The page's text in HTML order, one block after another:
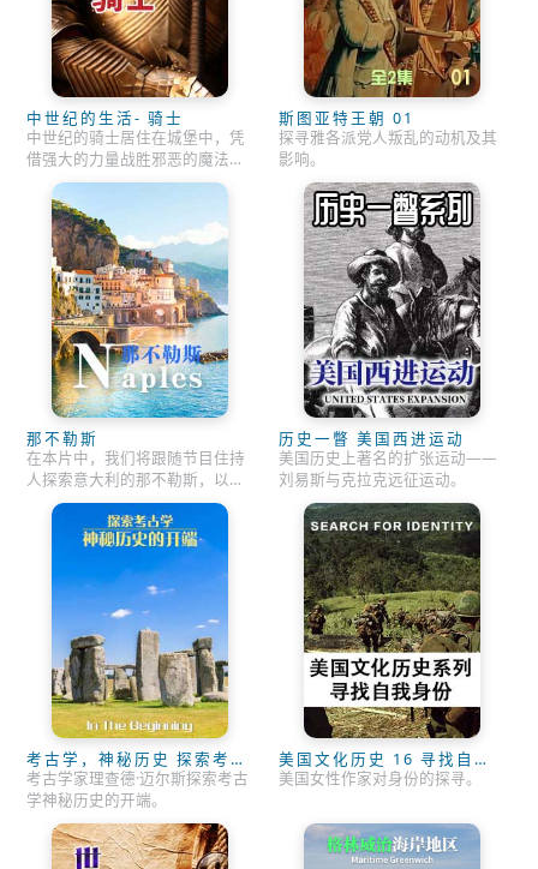
中世纪的生活- 骑士
中世纪的骑士居住在城堡中，凭
借强大的力量战胜邪恶的魔法师
和巨人，以贵妇人或国王的名号
行侠仗义……
斯图亚特王朝 01
探寻雅各派党人叛乱的动机及其
影响。
那不勒斯
在本片中，我们将跟随节目住持
人探索意大利的那不勒斯，以了
解其隐藏的宝藏在造就意大利和
世界中所起到的关键作用。
历史一瞥 美国西进运动
美国历史上著名的扩张运动——
刘易斯与克拉克远征运动。
考古学，神秘历史 探索考古
学神秘历史的开端
考古学家理查德·迈尔斯探索考古
学神秘历史的开端。
美国文化历史 16 寻找自我
身份
美国女性作家对身份的探寻。